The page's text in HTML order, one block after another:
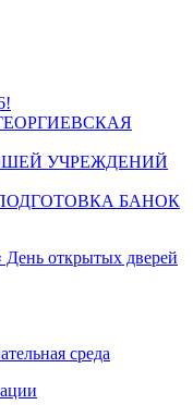
УЧРЕЖДЕНИЙ
БАНОК
День открытых дверей
среда